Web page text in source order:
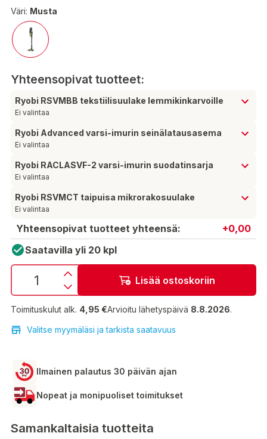
Väri: Musta
Yhteensopivat tuotteet:
Ryobi RSVMBB tekstiilisuulake lemmikinkarvoille
Ei valintaa
Ryobi Advanced varsi-imurin seinälatausasema
Ei valintaa
Ryobi RACLASVF-2 varsi-imurin suodatinsarja
Ei valintaa
Ryobi RSVMCT taipuisa mikrorakosuulake
Ei valintaa
Yhteensopivat tuotteet yhteensä:
+0,00
Saatavilla yli 20 kpl
Lisää ostoskoriin
Toimituskulut alk. 4,95 €Arvioitu lähetyspäivä 8.8.2026.
Valitse myymäläsi ja tarkista saatavuus
Ilmainen palautus 30 päivän ajan
Nopeat ja monipuoliset toimitukset
Samankaltaisia tuotteita